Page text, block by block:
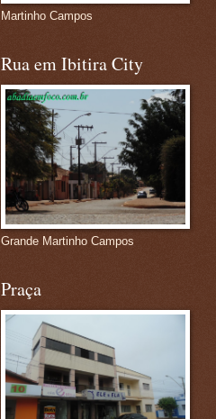
Martinho Campos
Rua em Ibitira City
Grande Martinho Campos
Praça